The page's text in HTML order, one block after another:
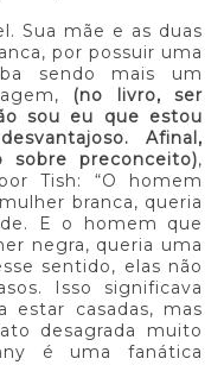
Sua mãe e as duas
por possuir uma
sendo mais um
(no livro, ser
sou eu que estou
Afinal,
preconceito),
Tish: “O homem
branca, queria
E o homem que
negra, queria uma
sentido, elas não
Isso significava
estar casadas, mas
desagrada muito
é uma fanática